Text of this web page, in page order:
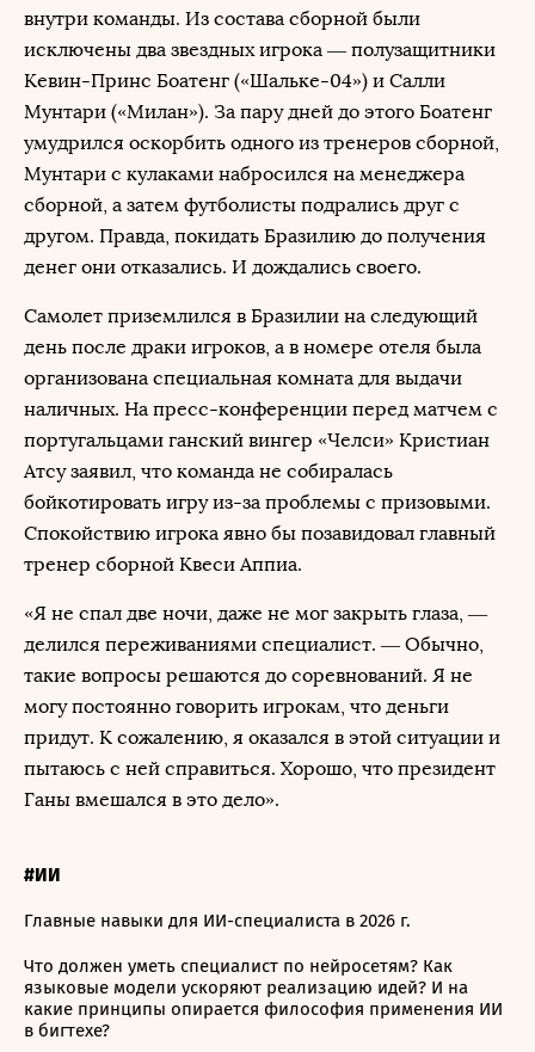
внутри команды. Из состава сборной были
исключены два звездных игрока — полузащитники
Кевин-Принс Боатенг («Шальке-04») и Салли
Мунтари («Милан»). За пару дней до этого Боатенг
умудрился оскорбить одного из тренеров сборной,
Мунтари с кулаками набросился на менеджера
сборной, а затем футболисты подрались друг с
другом. Правда, покидать Бразилию до получения
денег они отказались. И дождались своего.
Самолет приземлился в Бразилии на следующий
день после драки игроков, а в номере отеля была
организована специальная комната для выдачи
наличных. На пресс-конференции перед матчем с
португальцами ганский вингер «Челси» Кристиан
Атсу заявил, что команда не собиралась
бойкотировать игру из-за проблемы с призовыми.
Спокойствию игрока явно бы позавидовал главный
тренер сборной Квеси Аппиа.
«Я не спал две ночи, даже не мог закрыть глаза, —
делился переживаниями специалист. — Обычно,
такие вопросы решаются до соревнований. Я не
могу постоянно говорить игрокам, что деньги
придут. К сожалению, я оказался в этой ситуации и
пытаюсь с ней справиться. Хорошо, что президент
Ганы вмешался в это дело».
#ИИ
Главные навыки для ИИ-специалиста в 2026 г.
Что должен уметь специалист по нейросетям? Как
языковые модели ускоряют реализацию идей? И на
какие принципы опирается философия применения ИИ
в бигтехе?